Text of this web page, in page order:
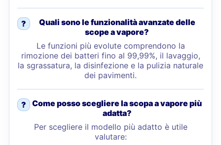
?
Quali sono le funzionalità avanzate delle
scope a vapore?
Le funzioni più evolute comprendono la
rimozione dei batteri fino al 99,99%, il lavaggio,
la sgrassatura, la disinfezione e la pulizia naturale
dei pavimenti.
?
Come posso scegliere la scopa a vapore più
adatta?
Per scegliere il modello più adatto è utile
valutare: